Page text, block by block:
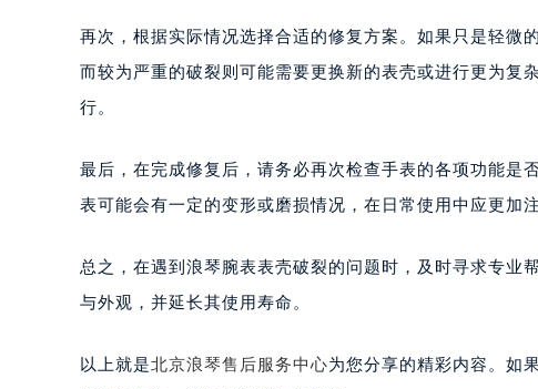
再次，根据实际情况选择合适的修复方案。如果只是轻微
而较为严重的破裂则可能需要更换新的表壳或进行更为复
行。
最后，在完成修复后，请务必再次检查手表的各项功能是
表可能会有一定的变形或磨损情况，在日常使用中应更加
总之，在遇到浪琴腕表表壳破裂的问题时，及时寻求专业
与外观，并延长其使用寿命。
以上就是北京浪琴售后服务中心为您分享的精彩内容。如